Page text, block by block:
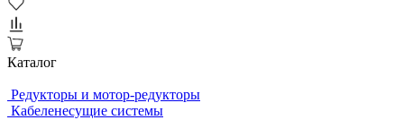
Каталог
Редукторы и мотор-редукторы
Кабеленесущие системы